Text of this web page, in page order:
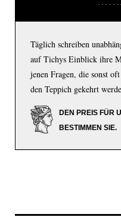
Täglich schreiben
auf Tichys Einblick ihre
jenen Fragen, die sonst
den Teppich gekehrt
DEN PREIS FÜR
BESTIMMEN SIE.